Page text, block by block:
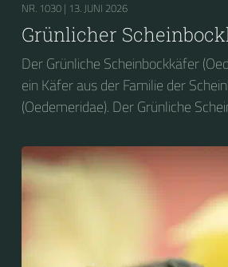
NR. 1030 | 13. JUNI 2026
Grünlicher
Der Grünliche Scheinbockkäfer
ein Käfer aus der Familie der
(Oedemeridae). Der Grünliche
Scheinbockkäfer (Oedemera